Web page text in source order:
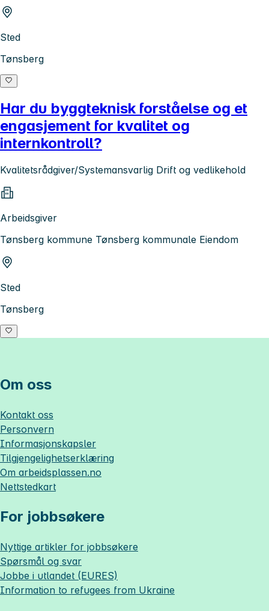
Sted
Tønsberg
Har du byggteknisk forståelse og et
engasjement for kvalitet og
internkontroll?
Kvalitetsrådgiver/Systemansvarlig Drift og vedlikehold
Arbeidsgiver
Tønsberg kommune Tønsberg kommunale Eiendom
Sted
Tønsberg
Om oss
Kontakt oss
Personvern
Informasjonskapsler
Tilgjengelighetserklæring
Om arbeidsplassen.no
Nettstedkart
For jobbsøkere
Nyttige artikler for jobbsøkere
Spørsmål og svar
Jobbe i utlandet (EURES)
Information to refugees from Ukraine